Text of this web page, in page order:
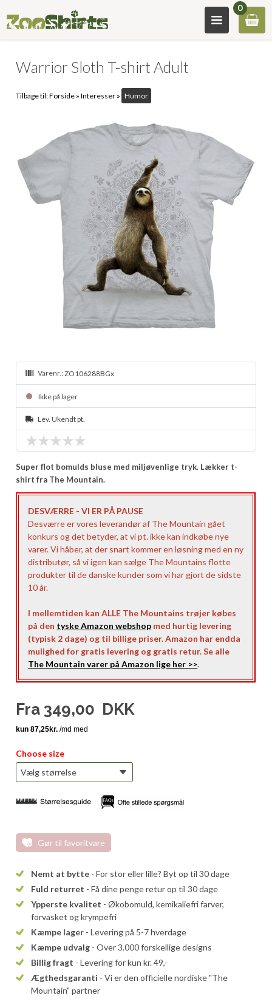
0
Warrior Sloth T-shirt Adult
Tilbage til:Forside »Interesser » Humor
Varenr.:ZO106288BGx
Ikke på lager
Lev. Ukendt pt.
Super flot bomulds bluse med miljøvenlige tryk. Lækker t-
shirt fra The Mountain.
DESVÆRRE - VI ER PÅ PAUSE
Desværre er vores leverandør af The Mountain gået
konkurs og det betyder, at vi pt. ikke kan indkøbe nye
varer. Vi håber, at der snart kommer en løsning med en ny
distributør, så vi igen kan sælge The Mountains flotte
produkter til de danske kunder som vi har gjort de sidste
10 år.
I mellemtiden kan ALLE The Mountains trøjer købes
på den tyske Amazon webshop med hurtig levering
(typisk 2 dage) og til billige priser. Amazon har endda
mulighed for gratis levering og gratis retur. Se alle
The Mountain varer på Amazon lige her >>.
Fra 349,00 DKK
Choose size
Gør til favoritvare
Nemt at bytte - For stor eller lille? Byt op til 30 dage
Fuld returret - Få dine penge retur op til 30 dage
Ypperste kvalitet - Økobomuld, kemikaliefri farver,
forvasket og krympefri
Kæmpe lager - Levering på 5-7 hverdage
Kæmpe udvalg - Over 3.000 forskellige designs
Billig fragt - Levering for kun kr. 49,-
Ægthedsgaranti - Vi er den officielle nordiske "The
Mountain" partner